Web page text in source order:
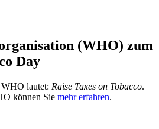
(WHO) zum
Day
lautet: Raise Taxes on Tobacco.
können Sie mehr erfahren.